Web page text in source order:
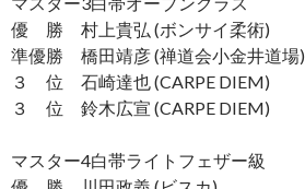
優 勝 村上貴弘 (ボンサイ柔術)
準優勝 橋田靖彦 (禅道会小金井道場)
３ 位 石崎達也 (CARPE DIEM)
３ 位 鈴木広宣 (CARPE DIEM)
マスター4白帯ライトフェザー級